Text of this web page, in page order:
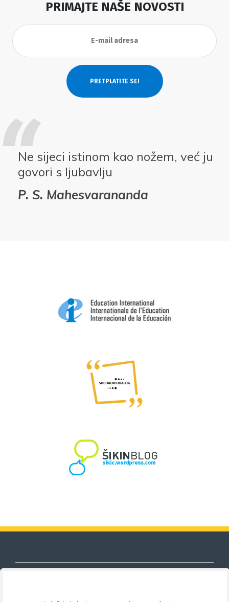
PRIMAJTE NAŠE NOVOSTI
Ne sijeci istinom kao nožem, već ju
govori s ljubavlju
P. S. Mahesvarananda